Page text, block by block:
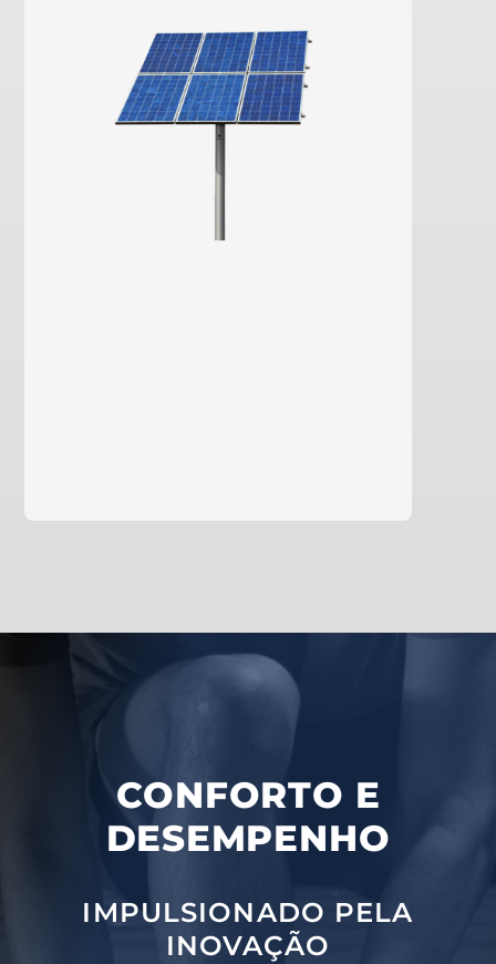
CONFORTO E
DESEMPENHO
IMPULSIONADO PELA
INOVAÇÃO